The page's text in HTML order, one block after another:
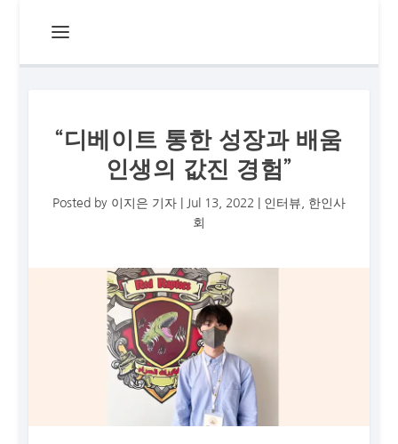
“디베이트 통한 성장과 배움
인생의 값진 경험”
Posted by 이지은 기자| Jul 13, 2022 인터뷰
한인사
회